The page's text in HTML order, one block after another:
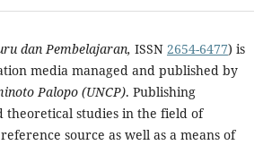
dan Pembelajaran, ISSN 2654-6477) is
media managed and published by
Palopo (UNCP). Publishing
theoretical studies in the field of
source as well as a means of